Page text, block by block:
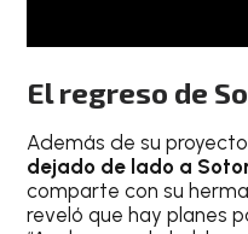
El regreso de
Además de su
dejado de lado a
comparte con su
reveló que hay planes